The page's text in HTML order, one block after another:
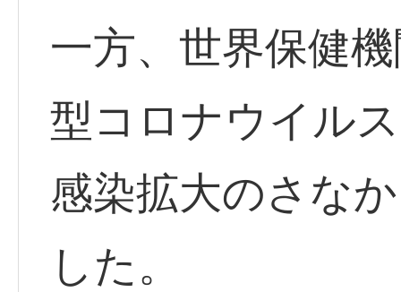
一方、世界保健
型コロナウイル
感染拡大のさな
した。